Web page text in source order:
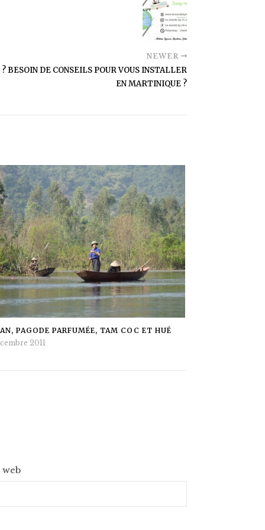
NEWER
BESOIN DE CONSEILS POUR VOUS INSTALLER
EN MARTINIQUE ?
PAGODE PARFUMÉE, TAM COC ET HUÉ
2011
web